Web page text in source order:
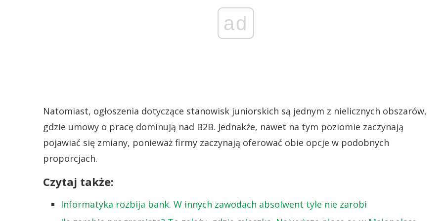
ad
Natomiast, ogłoszenia dotyczące stanowisk juniorskich są jednym z nielicznych obszarów,
gdzie umowy o pracę dominują nad B2B. Jednakże, nawet na tym poziomie zaczynają
pojawiać się zmiany, ponieważ firmy zaczynają oferować obie opcje w podobnych
proporcjach.
Czytaj także:
Informatyka rozbija bank. W innych zawodach absolwent tyle nie zarobi